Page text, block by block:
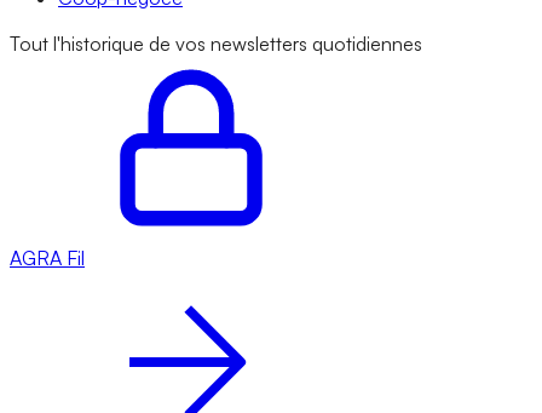
Tout l'historique de vos newsletters quotidiennes
AGRA Fil